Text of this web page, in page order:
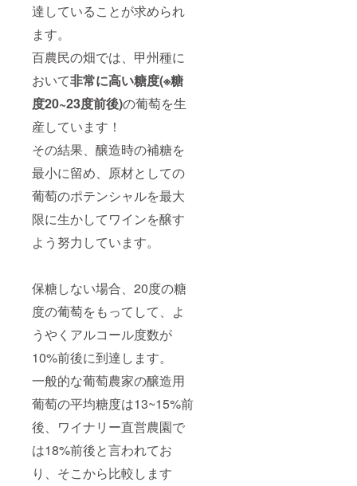
達していることが求められ
ます。
百農民の畑では、甲州種に
おいて非常に高い糖度(※糖
度20~23度前後)の葡萄を生
産しています！
その結果、醸造時の補糖を
最小に留め、原材としての
葡萄のポテンシャルを最大
限に生かしてワインを醸す
よう努力しています。
保糖しない場合、20度の糖
度の葡萄をもってして、よ
うやくアルコール度数が
10%前後に到達します。
一般的な葡萄農家の醸造用
葡萄の平均糖度は13~15%前
後、ワイナリー直営農園で
は18%前後と言われてお
り、そこから比較します